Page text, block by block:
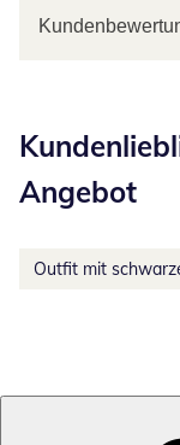
Angebot
Outfit mit